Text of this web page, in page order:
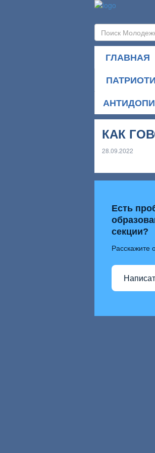
ГЛАВНАЯ
КАК
28.09.2022
Есть
секции?
Расскажите